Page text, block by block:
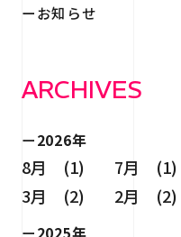
お知らせ
ARCHIVES
2026年
8月 (1) 7月 (1)
3月 (2)
2月 (2)
2025年